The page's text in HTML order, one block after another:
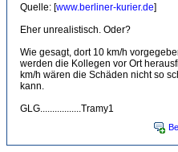
Quelle: [www.berliner-kurier.de]
Eher unrealistisch. Oder?
Wie gesagt, dort 10 km/h
werden die Kollegen vor Ort
km/h wären die Schäden nicht so
kann.
GLG.................Tramy1